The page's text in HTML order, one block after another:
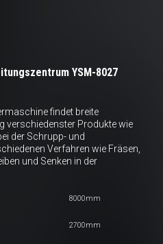
YSM-8027
findet breite
verschiedenster Produkte wie
der Schrupp- und
Verfahren wie Fräsen,
und Senken in der
8000mm
2700mm